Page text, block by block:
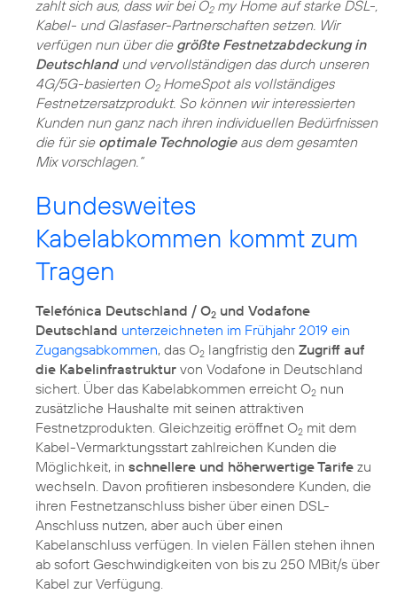
zahlt sich aus, dass wir bei O2my Home auf starke DSL-,
Kabel- und Glasfaser-Partnerschaften setzen. Wir
verfügen nun über die größte Festnetzabdeckung in
Deutschlandund vervollständigen das durch unseren
4G/5G-basierten O2HomeSpot als vollständiges
Festnetzersatzprodukt. So können wir interessierten
Kunden nun ganz nach ihren individuellen Bedürfnissen
die für sie optimale Technologieaus dem gesamten
Mix vorschlagen.“
Bundesweites
Kabelabkommen kommt zum
Tragen
Telefónica Deutschland / O2 und Vodafone
Deutschland unterzeichneten im Frühjahr 2019 ein
Zugangsabkommen, das O2 langfristig den Zugriff auf
die Kabelinfrastruktur von Vodafone in Deutschland
sichert. Über das Kabelabkommen erreicht O2 nun
zusätzliche Haushalte mit seinen attraktiven
Festnetzprodukten. Gleichzeitig eröffnet O2 mit dem
Kabel-Vermarktungsstart zahlreichen Kunden die
Möglichkeit, in schnellere und höherwertige Tarife zu
wechseln. Davon profitieren insbesondere Kunden, die
ihren Festnetzanschluss bisher über einen DSL-
Anschluss nutzen, aber auch über einen
Kabelanschluss verfügen. In vielen Fällen stehen ihnen
ab sofort Geschwindigkeiten von bis zu 250 MBit/s über
Kabel zur Verfügung.